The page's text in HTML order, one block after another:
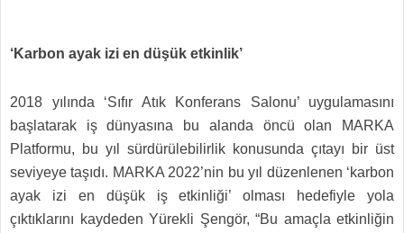
‘Karbon ayak izi en düşük etkinlik’
2018 yılında ‘Sıfır Atık Konferans Salonu’ uygulamasını
başlatarak iş dünyasına bu alanda öncü olan MARKA
Platformu, bu yıl sürdürülebilirlik konusunda çıtayı bir üst
seviyeye taşıdı. MARKA 2022’nin bu yıl düzenlenen ‘karbon
ayak izi en düşük iş etkinliği’ olması hedefiyle yola
çıktıklarını kaydeden Yürekli Şengör, “Bu amaçla etkinliğin